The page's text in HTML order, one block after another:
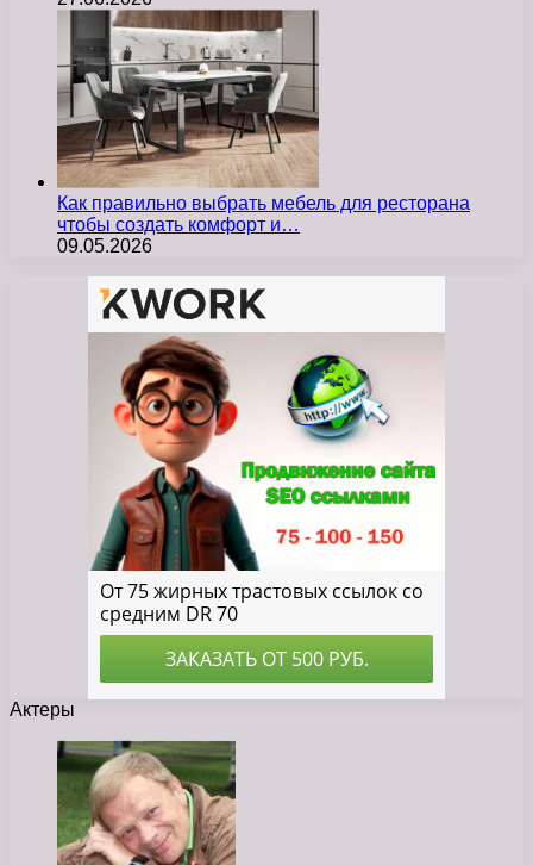
Как правильно выбрать мебель для ресторана
чтобы создать комфорт и…
09.05.2026
Актеры